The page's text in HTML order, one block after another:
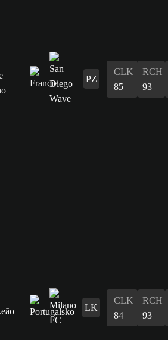
PZ
CLK
85
RCH
93
LK
CLK
84
RCH
93